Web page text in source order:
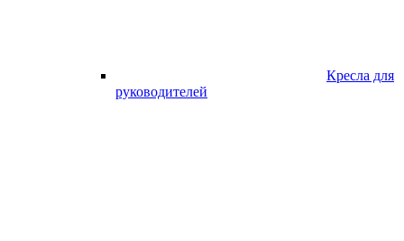
Кресла для
руководителей